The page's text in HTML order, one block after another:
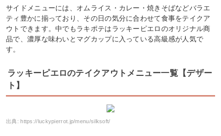
サイドメニューには、オムライス・カレー・焼きそばなどバラエ
ティ豊かに揃っており、その日の気分に合わせて食事をテイクア
ウトできます。中でもラキポテはラッキーピエロのオリジナル商
品で、濃厚な味わいとマグカップに入っている高級感が人気で
す。
ラッキーピエロのテイクアウトメニュー一覧【デザー
ト】
出典:https://luckypierrot.jp/menu/silksoft/